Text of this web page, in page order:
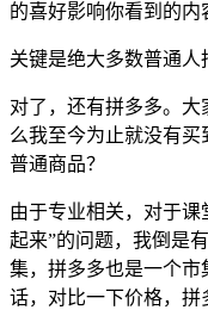
的喜好影响你看到的内
关键是绝大多数普通人
对了，还有拼多多。
么我至今为止就没有
普通商品？
由于专业相关，对于课
起来”的问题，我倒是
集，拼多多也是一个
话，对比一下价格，